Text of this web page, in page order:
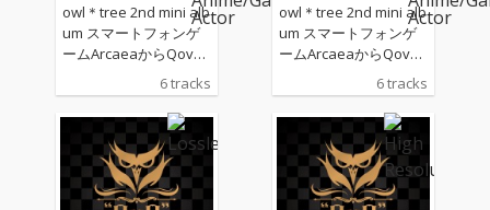
owl＊tree 2nd mini alb
um スマートフォンゲ
ームArcaeaからQovat
アーケードゲームmai
maiでらっくすからQui
Q アーケードゲームCH
UNITHMからInpaqq そ
れぞれのロングバージ
ョンとゲームバージョ
ンを収録！
6 tracks
owl＊tree 2nd mini alb
um スマートフォンゲ
ームArcaeaからQovat
アーケードゲームmai
maiでらっくすからQui
Q アーケードゲームCH
UNITHMからInpaqq そ
れぞれのロングバージ
ョンとゲームバージョ
ンを収録！
6 tracks